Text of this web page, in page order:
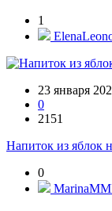
1
23 января
0
2151
Напиток из яблок
0